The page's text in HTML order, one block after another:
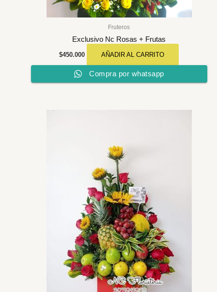
Fruteros
Exclusivo Nc Rosas + Frutas
$450.000 AÑADIR AL CARRITO
Compra por whatsapp